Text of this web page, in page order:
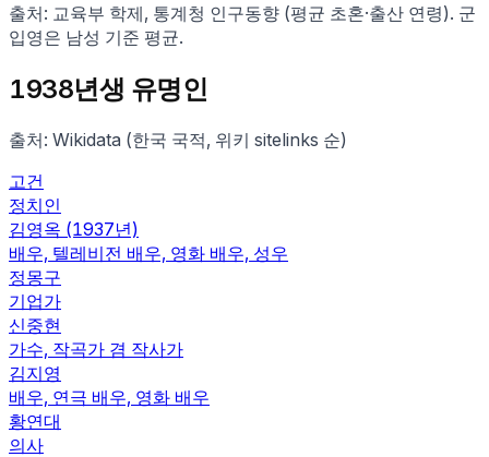
출처: 교육부 학제, 통계청 인구동향 (평균 초혼·출산 연령). 군
입영은 남성 기준 평균.
1938년생 유명인
출처: Wikidata (한국 국적, 위키 sitelinks 순)
고건
정치인
김영옥 (1937년)
배우, 텔레비전 배우, 영화 배우, 성우
정몽구
기업가
신중현
가수, 작곡가 겸 작사가
김지영
배우, 연극 배우, 영화 배우
황연대
의사